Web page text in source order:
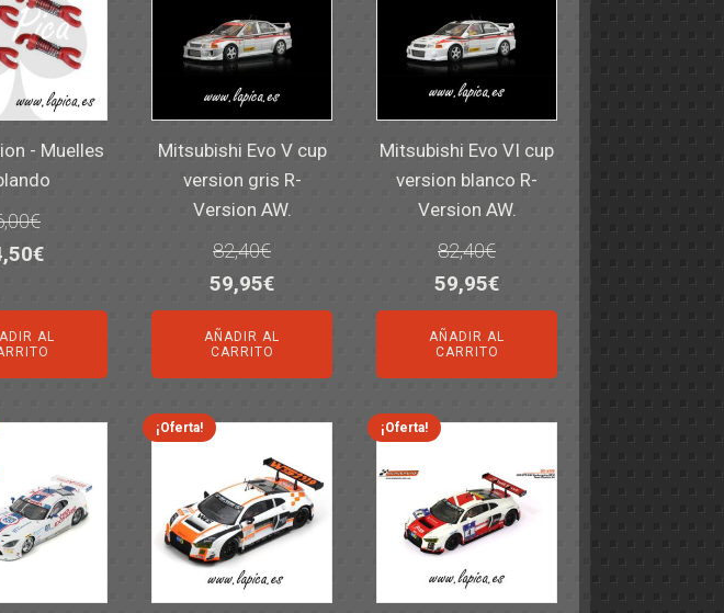
- Muelles
€
€El
actual
es:
4,50€.
AL
Mitsubishi Evo V cup
version gris R-
Version AW.
82,40€
El
precio
original
era:
82,40€.
59,95€El
precio
actual
es:
AÑADIR AL
CARRITO
Mitsubishi Evo VI cup
version blanco R-
Version AW.
82,40€
El
precio
original
era:
82,40€.
59,95€El
precio
actual
es:
AÑADIR AL
CARRITO
¡Oferta! ¡Oferta!